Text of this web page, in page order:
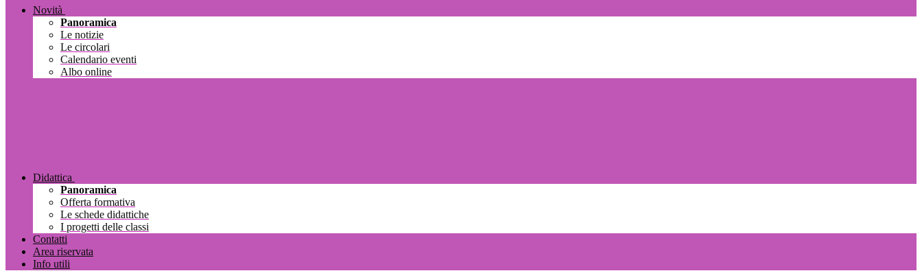
Novità
Panoramica
Le notizie
Le circolari
Calendario eventi
Albo online
Didattica
Panoramica
Offerta formativa
Le schede didattiche
I progetti delle classi
Contatti
Area riservata
Info utili